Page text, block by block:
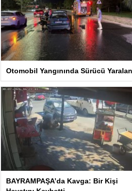
Otomobil Yangınında Sürücü
BAYRAMPAŞA’da Kavga: Bir Kişi